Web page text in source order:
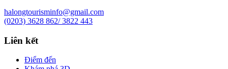
halongtourisminfo@gmail.com
(0203) 3628 862/ 3822 443
Liên kết
Điểm đến